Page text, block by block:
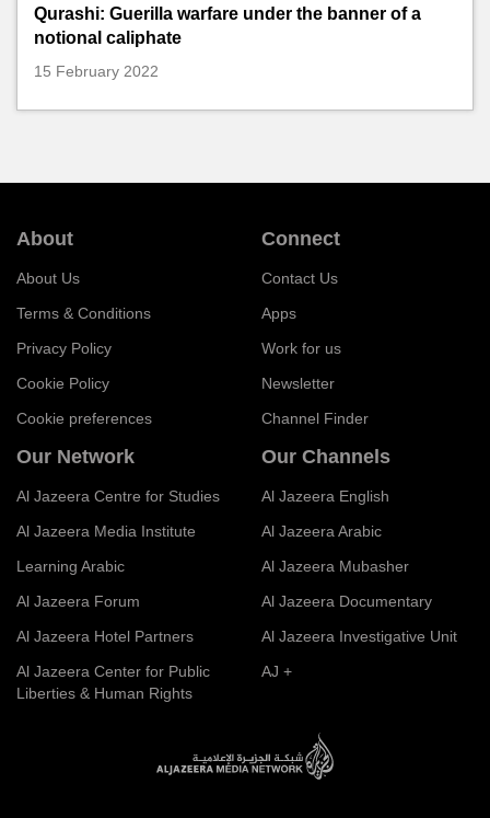
Qurashi: Guerilla warfare under the banner of a
notional caliphate
15 February 2022
About
About Us
Terms & Conditions
Privacy Policy
Cookie Policy
Cookie preferences
Connect
Contact Us
Apps
Work for us
Newsletter
Channel Finder
Our Network
Al Jazeera Centre for Studies
Al Jazeera Media Institute
Learning Arabic
Al Jazeera Forum
Al Jazeera Hotel Partners
Al Jazeera Center for Public
Liberties & Human Rights
Our Channels
Al Jazeera English
Al Jazeera Arabic
Al Jazeera Mubasher
Al Jazeera Documentary
Al Jazeera Investigative Unit
AJ +